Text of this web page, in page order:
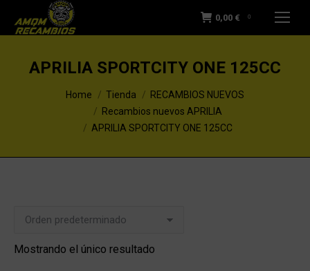
0,00 € 0
APRILIA SPORTCITY ONE 125CC
You are here:Home Tienda
RECAMBIOS NUEVOS
Recambios nuevos APRILIA
APRILIA SPORTCITY ONE 125CC
Mostrando el único resultado